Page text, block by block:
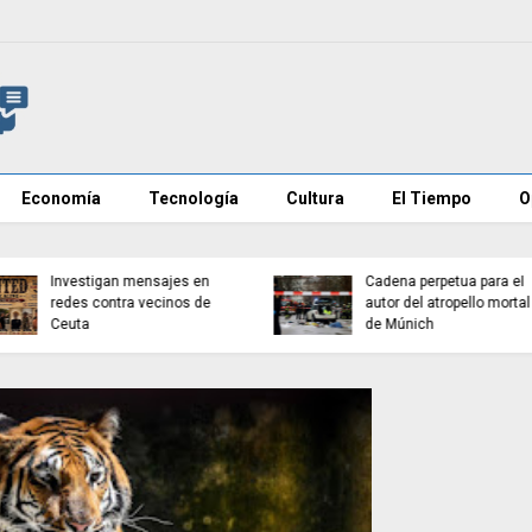
Economía Tecnología Cultura El Tiempo
millones de habitantes
impulsada por la
inmigración
Cuatro heridos en un
ataque con cuchillo en el
centro de Londres